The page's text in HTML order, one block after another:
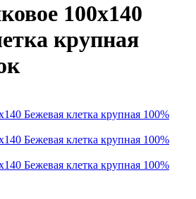
100х140
крупная